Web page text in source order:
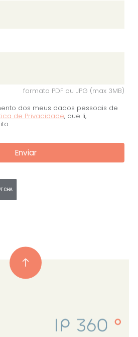
formato PDF ou JPG (max 3MB)
dos meus dados pessoais de
de Privacidade, que li,
Enviar